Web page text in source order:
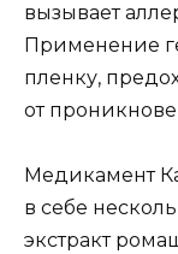
вызывает
Применение
пленку,
от
Медикамент
в себе
экстракт